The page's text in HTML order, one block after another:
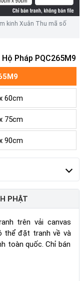
kinh Xuân Thu mã số
Pháp PQC265M9
60cm
75cm
90cm
PHẬT
trên vải canvas
thể đặt tranh về và
toàn quốc. Chỉ bán